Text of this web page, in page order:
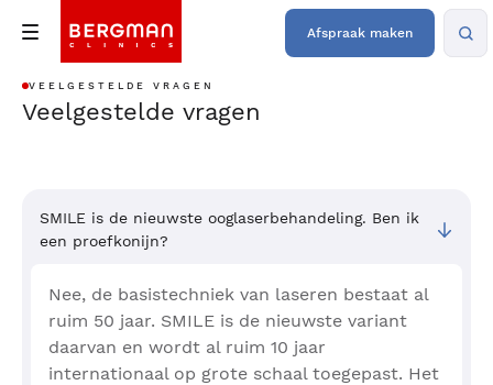
Afspraak maken
VEELGESTELDE VRAGEN
Veelgestelde vragen
SMILE is de nieuwste ooglaserbehandeling. Ben ik
een proefkonijn?
Nee, de basistechniek van laseren bestaat al
ruim 50 jaar. SMILE is de nieuwste variant
daarvan en wordt al ruim 10 jaar
internationaal op grote schaal toegepast. Het